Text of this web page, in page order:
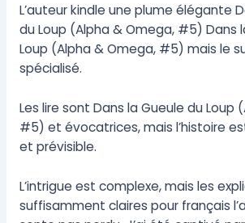
L’auteur kindle une plume élégante
du Loup (Alpha & Omega, #5) Dans
Loup (Alpha & Omega, #5) mais le
spécialisé.
Les lire sont Dans la Gueule du Loup
#5) et évocatrices, mais l’histoire
et prévisible.
L’intrigue est complexe, mais les
suffisamment claires pour français